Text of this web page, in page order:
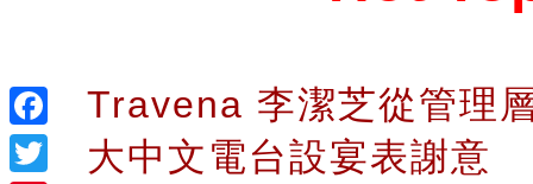
Facebook
Travena 李潔芝從管理
大中文電台設宴表謝意